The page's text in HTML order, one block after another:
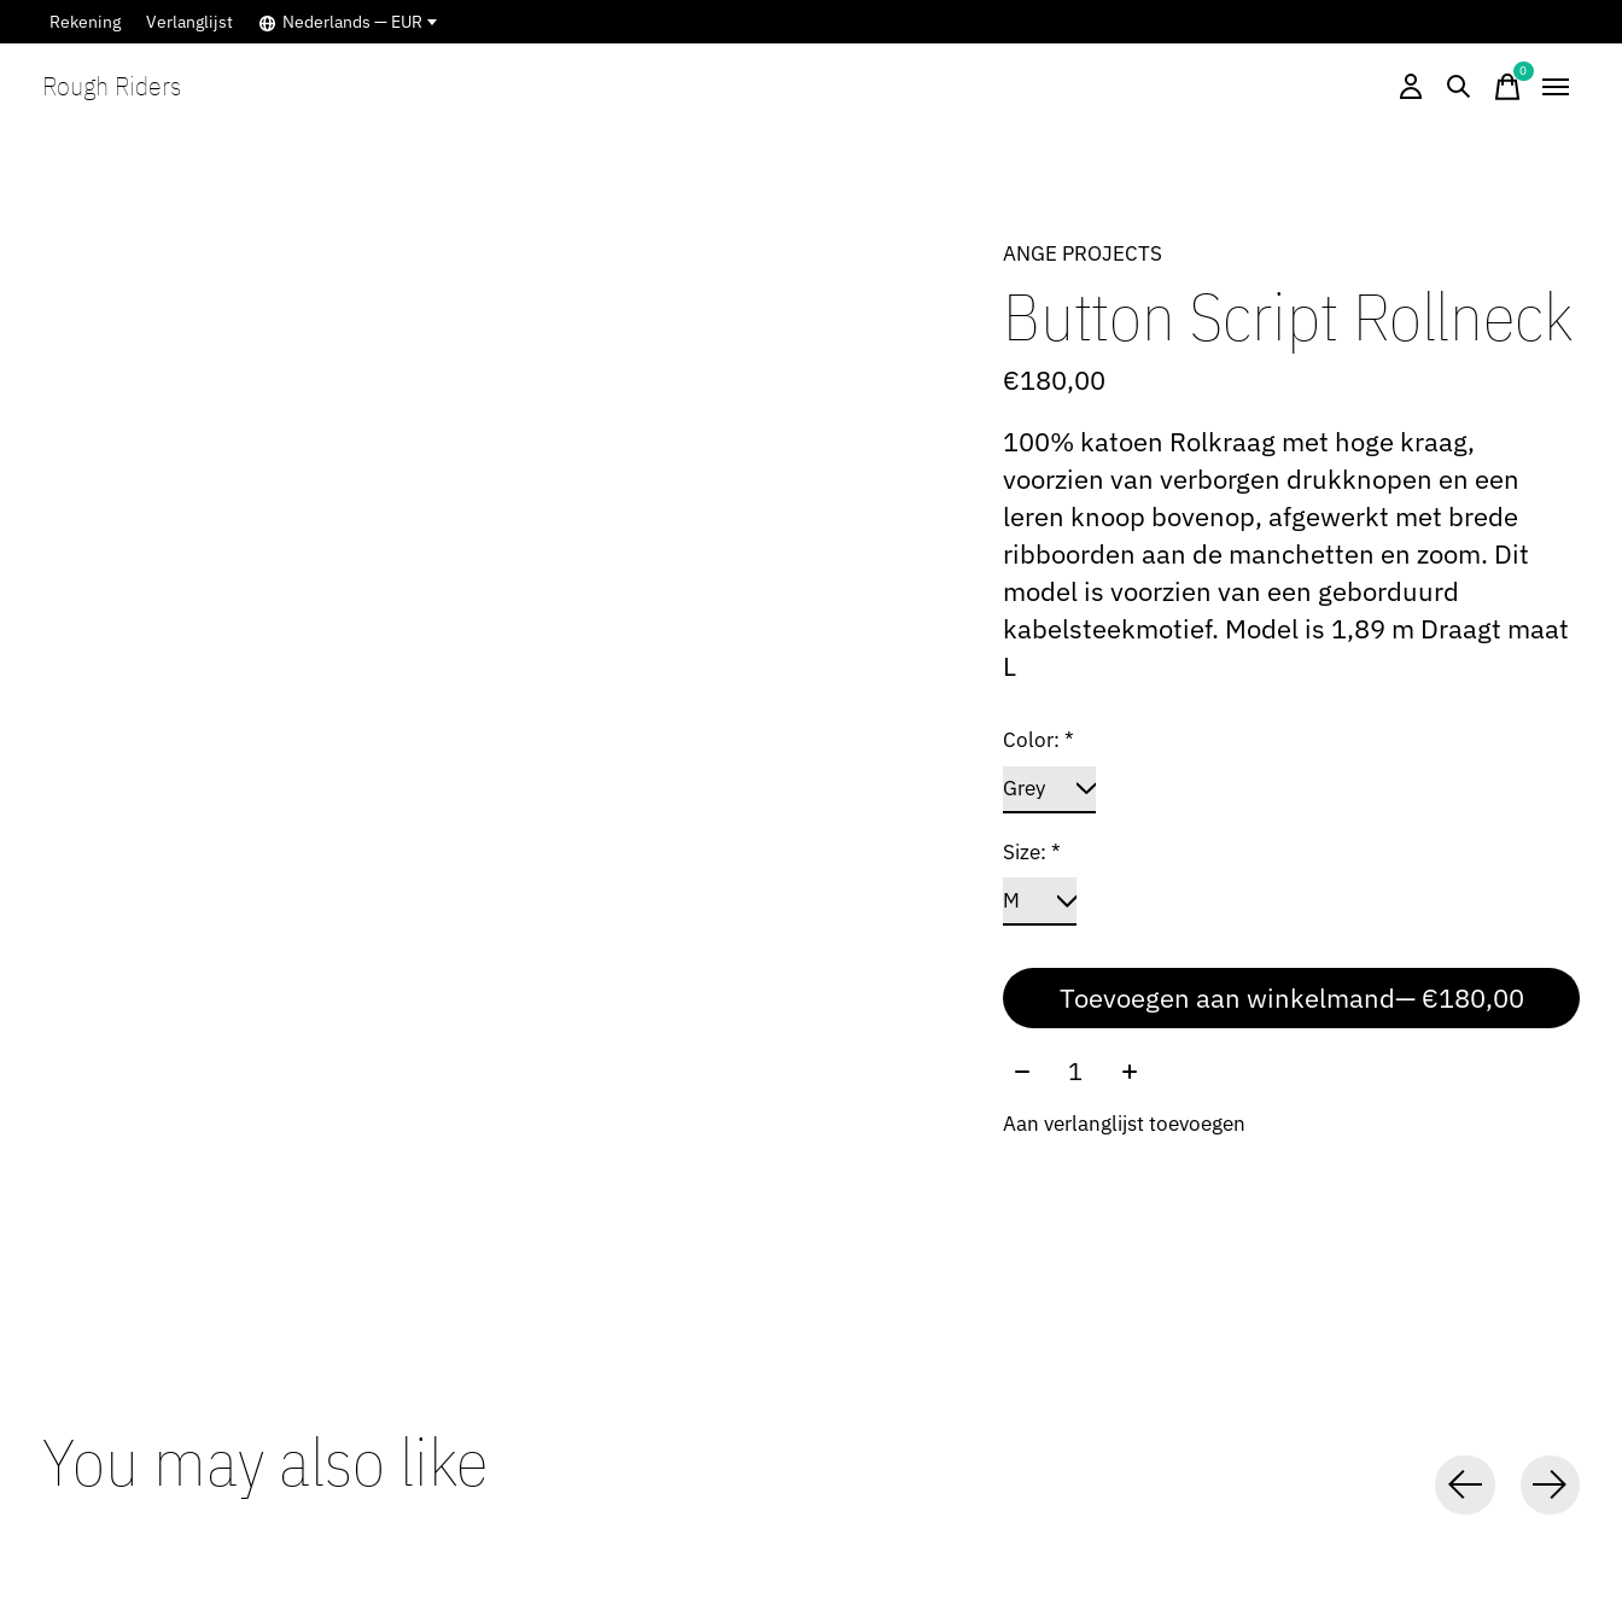
Rekening Verlanglijst Nederlands — EUR
Rough Riders 0items
ANGE PROJECTS
Button Script Rollneck
€180,00
100% katoen Rolkraag met hoge kraag,
voorzien van verborgen drukknopen en een
leren knoop bovenop, afgewerkt met brede
ribboorden aan de manchetten en zoom. Dit
model is voorzien van een geborduurd
kabelsteekmotief. Model is 1,89 m Draagt ​​maat
L
Color:*
Size:*
Toevoegen aan winkelmand
— €180,00
Aantal:
Aan verlanglijst toevoegen
You may also like